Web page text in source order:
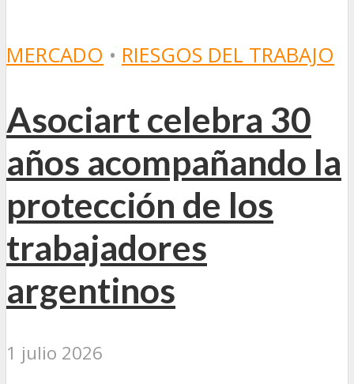
MERCADO • RIESGOS DEL TRABAJO
Asociart celebra 30
años acompañando la
protección de los
trabajadores
argentinos
1 julio 2026